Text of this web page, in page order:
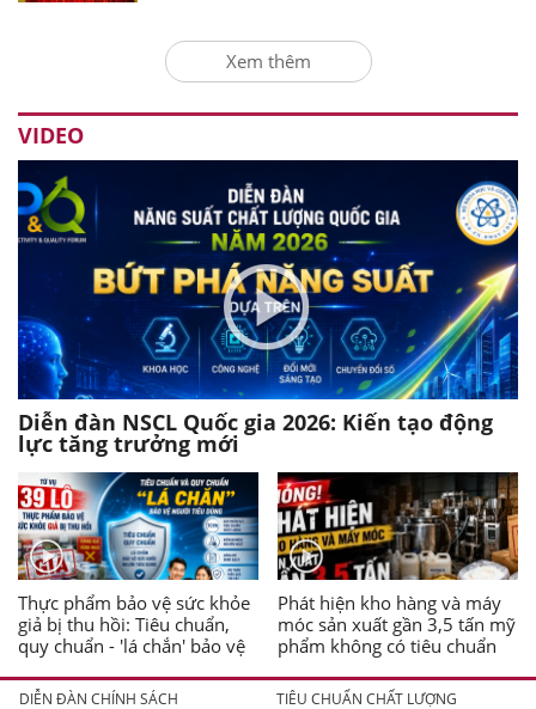
Xem thêm
VIDEO
Diễn đàn NSCL Quốc gia 2026: Kiến tạo động
lực tăng trưởng mới
Thực phẩm bảo vệ sức khỏe
giả bị thu hồi: Tiêu chuẩn,
quy chuẩn - 'lá chắn' bảo vệ
Phát hiện kho hàng và máy
móc sản xuất gần 3,5 tấn mỹ
phẩm không có tiêu chuẩn
DIỄN ĐÀN CHÍNH SÁCH TIÊU CHUẨN CHẤT LƯỢNG